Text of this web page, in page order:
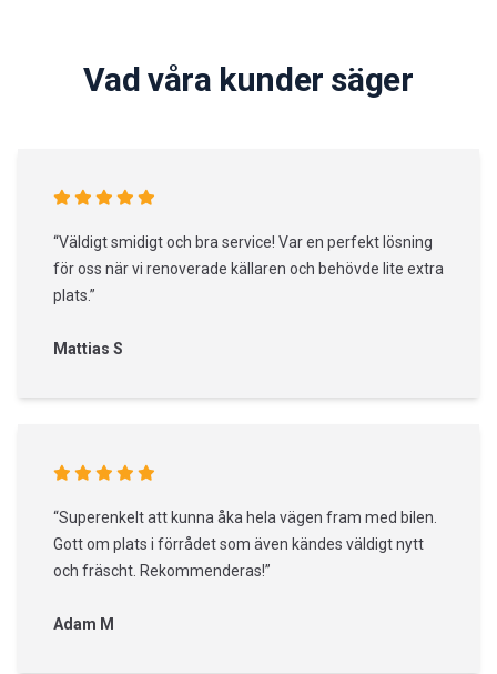
Vad våra kunder säger
“Väldigt smidigt och bra service! Var en perfekt lösning
för oss när vi renoverade källaren och behövde lite extra
plats.”
Mattias S
“Superenkelt att kunna åka hela vägen fram med bilen.
Gott om plats i förrådet som även kändes väldigt nytt
och fräscht. Rekommenderas!”
Adam M